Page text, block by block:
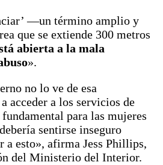
—un término amplio y
que se extiende 300 metros
abierta a la mala
».
no lo ve de esa
acceder a los servicios de
para las mujeres
sentirse inseguro
a esto», afirma Jess Phillips,
del Ministerio del Interior.